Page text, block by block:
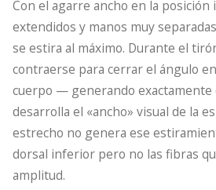
Con el agarre ancho en la
extendidos y manos muy
se estira al máximo. Durante el
contraerse para cerrar el ángulo
cuerpo — generando exactamente
desarrolla el «ancho» visual de la
estrecho no genera ese
dorsal inferior pero no las fibras
amplitud.